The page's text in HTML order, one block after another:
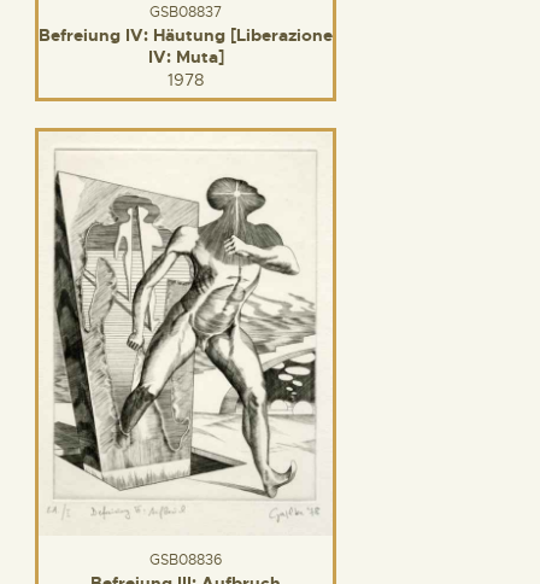
GSB08837
Befreiung IV: Häutung [Liberazione
IV: Muta]
1978
GSB08836